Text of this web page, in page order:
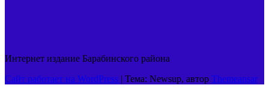
Интернет издание Барабинского района
Сайт работает на WordPress | Тема: Newsup, автор Themeansar